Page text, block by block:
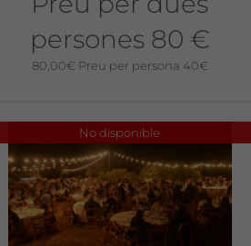
persones 80 €
80,00€ Preu per persona 40€
No disponible